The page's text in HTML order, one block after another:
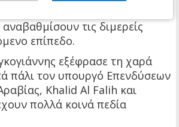
τις διμερείς
επίπεδο.
εξέφρασε τη χαρά
πάλι τον υπουργό Επενδύσεων
Khalid Al Falih και
πολλά κοινά πεδία